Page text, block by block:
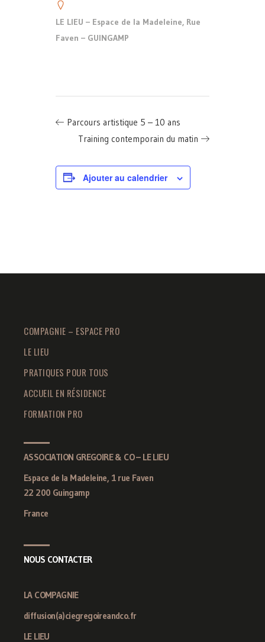
LE LIEU – Espace de la Madeleine, Rue
Faven – GUINGAMP
Parcours artistique 5 – 10 ans
Training contemporain du matin
Ajouter au calendrier
COMPAGNIE – ESPACE PRO
LE LIEU
PRATIQUES POUR TOUS
ACCUEIL EN RÉSIDENCE
FORMATION PRO
ASSOCIATION GREGOIRE & CO – LE LIEU
Espace de la Madeleine, 1 rue Faven
22 200 Guingamp
France
NOUS CONTACTER
LA COMPAGNIE
diffusion(a)ciegregoireandco.fr
LE LIEU